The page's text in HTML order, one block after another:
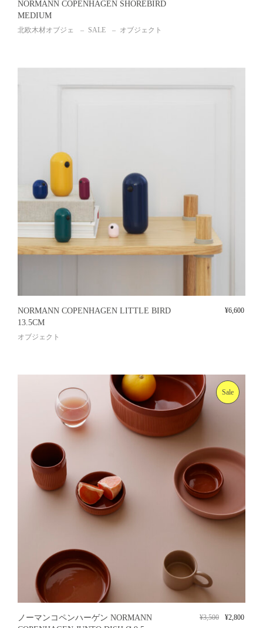
NORMANN COPENHAGEN SHOREBIRD
MEDIUM
北欧木材オブジェ SALE オブジェクト
NORMANN COPENHAGEN LITTLE BIRD
13.5CM
オブジェクト
¥6,600
Sale
ノーマンコペンハーゲン NORMANN
¥3,500 ¥2,800